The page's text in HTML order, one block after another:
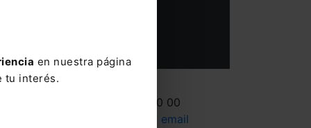
en nuestra página
tu interés.
Tel.: 91 210 80 00
email